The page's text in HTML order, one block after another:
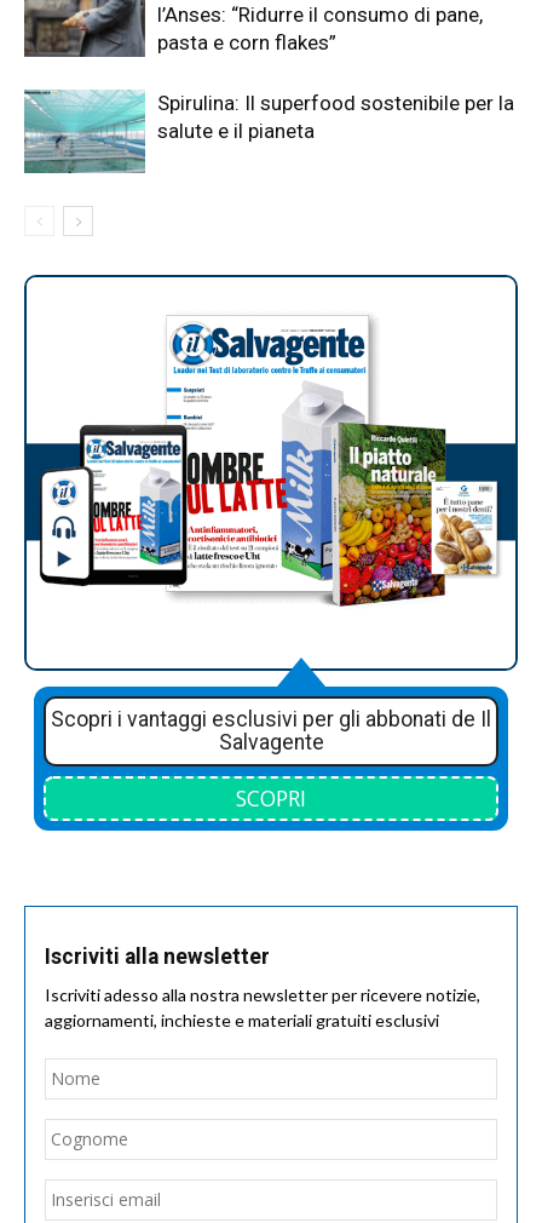
l’Anses: “Ridurre il consumo di pane,
pasta e corn flakes”
Spirulina: Il superfood sostenibile per la
salute e il pianeta
Scopri i vantaggi esclusivi per gli abbonati de Il
Salvagente
SCOPRI
Iscriviti alla newsletter
Iscriviti adesso alla nostra newsletter per ricevere notizie,
aggiornamenti, inchieste e materiali gratuiti esclusivi
Nome
Email